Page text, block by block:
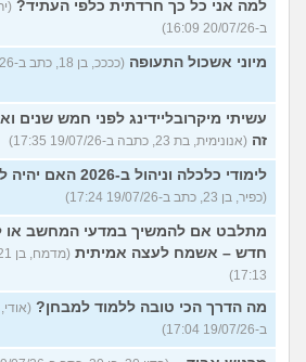
למה אני כל כך חרדתית כלפי העתיד?
ב-20/07/26 16:09)
מיוני אשכול התעופה (ככככ, בן 18, כתב ב-20/07/26 16:00)
עשיתי מיקרובליידינג לפני חמש שנים
זה (אנונימית, בת 23, כתבה ב-19/07/26 17:35)
לימודי כלכלה וניהול ב-2026 האם יהיה לי עתיד בזה?
(כפיר, בן 23, כתב ב-19/07/26 17:24)
מתלבט אם להמשיך במדעי המחשב או
חדש – אשמח לעצה אמיתית
17:13)
מה הדרך הכי טובה ללמוד למבחן?
ב-19/07/26 17:04)